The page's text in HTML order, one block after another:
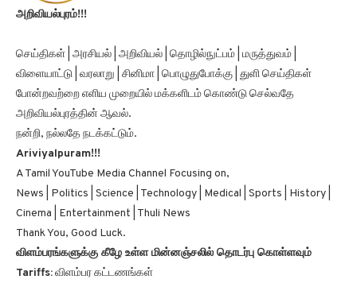
விளையாட்டு | வரலாறு | சினிமா | பொழுதுபோக்கு | துளி செய்திகள்
போன்றவற்றை எளிய முறையில் மக்களிடம் கொண்டு செல்வதே
அறிவியல்புரத்தின் ஆவல்.
நன்றி, நல்லதே நடக்கட்டும்.
Ariviyalpuram!!!
A Tamil YouTube Media Channel Focusing on,
News | Politics | Science | Technology | Medical | Sports | History |
Cinema | Entertainment | Thuli News
Thank You, Good Luck.
விளம்பரங்களுக்கு கீழே உள்ள மின்னஞ்சலில் தொடர்பு கொள்ளவும்
Tariffs:விளம்பர கட்டணங்கள்
Contact:Click Here to Contact